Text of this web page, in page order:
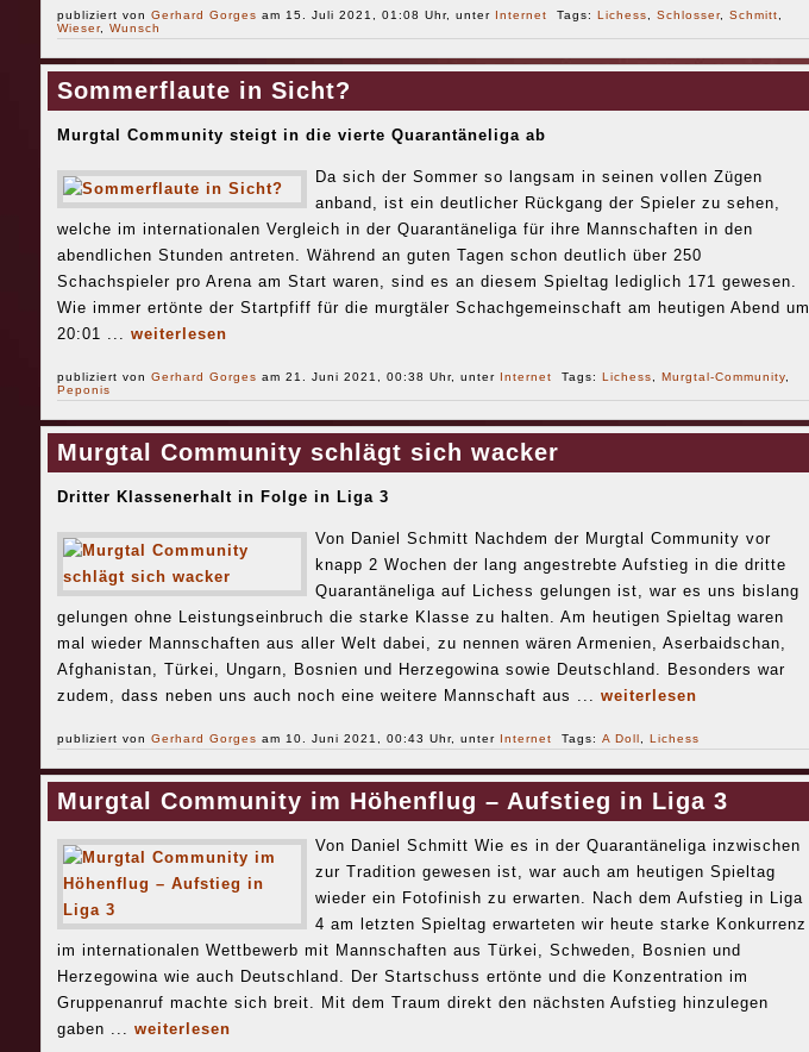
publiziert von Gerhard Gorges am 15. Juli 2021, 01:08 Uhr, unter Internet Tags: Lichess Schlosser, Schmitt
Wieser, Wunsch
Sommerflaute in Sicht?
Murgtal Community steigt in die vierte Quarantäneliga ab
Da sich der Sommer so langsam in seinen vollen Zügen
anband, ist ein deutlicher Rückgang der Spieler zu sehen,
welche im internationalen Vergleich in der Quarantäneliga für ihre Mannschaften in den
abendlichen Stunden antreten. Während an guten Tagen schon deutlich über 250
Schachspieler pro Arena am Start waren, sind es an diesem Spieltag lediglich 171 gewesen.
Wie immer ertönte der Startpfiff für die murgtäler Schachgemeinschaft am heutigen Abend um
20:01 ... weiterlesen
publiziert von Gerhard Gorges am 21. Juni 2021, 00:38 Uhr, unter Internet Tags: Lichess Murgtal-Community,
Peponis
Murgtal Community schlägt sich wacker
Dritter Klassenerhalt in Folge in Liga 3
Von Daniel Schmitt Nachdem der Murgtal Community vor
knapp 2 Wochen der lang angestrebte Aufstieg in die dritte
Quarantäneliga auf Lichess gelungen ist, war es uns bislang
gelungen ohne Leistungseinbruch die starke Klasse zu halten. Am heutigen Spieltag waren
mal wieder Mannschaften aus aller Welt dabei, zu nennen wären Armenien, Aserbaidschan,
Afghanistan, Türkei, Ungarn, Bosnien und Herzegowina sowie Deutschland. Besonders war
zudem, dass neben uns auch noch eine weitere Mannschaft aus ... weiterlesen
publiziert von Gerhard Gorges am 10. Juni 2021, 00:43 Uhr, unter Internet Tags: A Doll Lichess
Murgtal Community im Höhenflug – Aufstieg in Liga 3
Von Daniel Schmitt Wie es in der Quarantäneliga inzwischen
zur Tradition gewesen ist, war auch am heutigen Spieltag
wieder ein Fotofinish zu erwarten. Nach dem Aufstieg in Liga
4 am letzten Spieltag erwarteten wir heute starke Konkurrenz
im internationalen Wettbewerb mit Mannschaften aus Türkei, Schweden, Bosnien und
Herzegowina wie auch Deutschland. Der Startschuss ertönte und die Konzentration im
Gruppenanruf machte sich breit. Mit dem Traum direkt den nächsten Aufstieg hinzulegen
gaben ... weiterlesen